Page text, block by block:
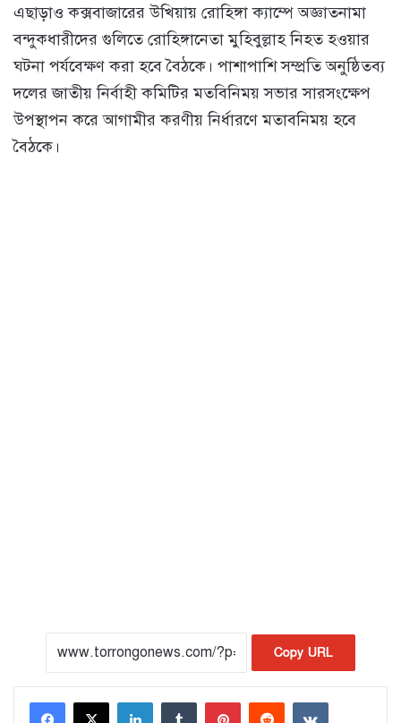
এছাড়াও কক্সবাজারের উখিয়ায় রোহিঙ্গা ক্যাম্পে অজ্ঞাতনামা
বন্দুকধারীদের গুলিতে রোহিঙ্গানেতা মুহিবুল্লাহ নিহত হওয়ার
ঘটনা পর্যবেক্ষণ করা হবে বৈঠকে। পাশাপাশি সম্প্রতি অনুষ্ঠিতব্য
দলের জাতীয় নির্বাহী কমিটির মতবিনিময় সভার সারসংক্ষেপ
উপস্থাপন করে আগামীর করণীয় নির্ধারণে মতাবনিময় হবে
বৈঠকে।
Copy URL
LinkedIn